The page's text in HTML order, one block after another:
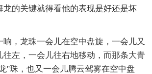
龙的关键就得看他的表现是好还是坏
响，龙珠一会儿在空中盘旋，一会儿又
往左，一会儿往右地移动，而那条大青
''珠，也又一会儿腾云驾雾在空中盘